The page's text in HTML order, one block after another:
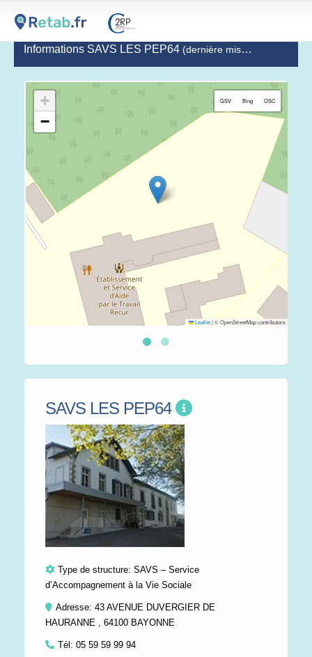
Informations SAVS LES PEP64 (dernière mise à jour le 2020-07-01)
+
−
GSV Bing OSC
Leaflet|© OpenStreetMap contributors
SAVS LES PEP64
Type de structure: SAVS – Service
d’Accompagnement à la Vie Sociale
Adresse: 43 AVENUE DUVERGIER DE
HAURANNE , 64100 BAYONNE
Tél: 05 59 59 99 94